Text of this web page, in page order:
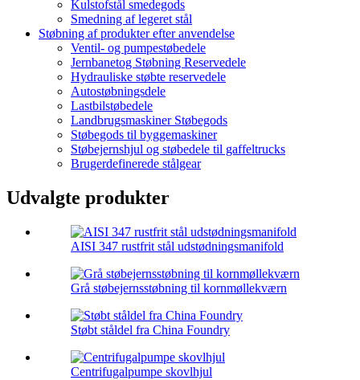
Kulstofstål smedegods
Smedning af legeret stål
Støbning af produkter efter anvendelse
Ventil- og pumpestøbedele
Jernbanetog Støbning Reservedele
Hydrauliske støbte reservedele
Autostøbningsdele
Lastbilstøbedele
Landbrugsmaskiner Støbegods
Støbegods til byggemaskiner
Støbejernshjul og støbedele til gaffeltrucks
Brugerdefinerede stålgear
Udvalgte produkter
AISI 347 rustfrit stål udstødningsmanifold
Grå støbejernsstøbning til kornmøllekværn
Støbt ståldel fra China Foundry
Centrifugalpumpe skovlhjul